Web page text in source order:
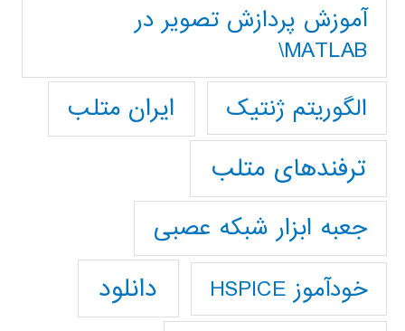
آموزش پردازش تصوير در
MATLAB\
الگوریتم ژنتیک
ایران متلب
ترفندهای متلب
جعبه ابزار شبکه عصبی
خودآموز HSPICE دانلود